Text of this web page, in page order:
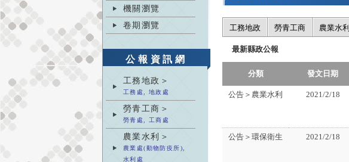
機關瀏覽
卷期瀏覽
公報資訊網
工務地政＞
工務處, 地政處
勞青工商＞
勞青處, 工商處
農業水利＞
農業處(動物防疫所),
水利處
工務地政 勞青工商 農業水利
最新縣政公報
分類 發文日期
公告＞農業水利 2021/2/18
公告＞環保衛生 2021/2/18